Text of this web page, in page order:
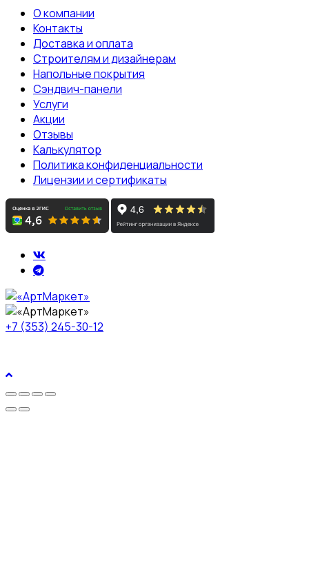
О компании
Контакты
Доставка и оплата
Строителям и дизайнерам
Напольные покрытия
Сэндвич-панели
Услуги
Акции
Отзывы
Калькулятор
Политика конфиденциальности
Лицензии и сертификаты
+7 (353) 245-30-12